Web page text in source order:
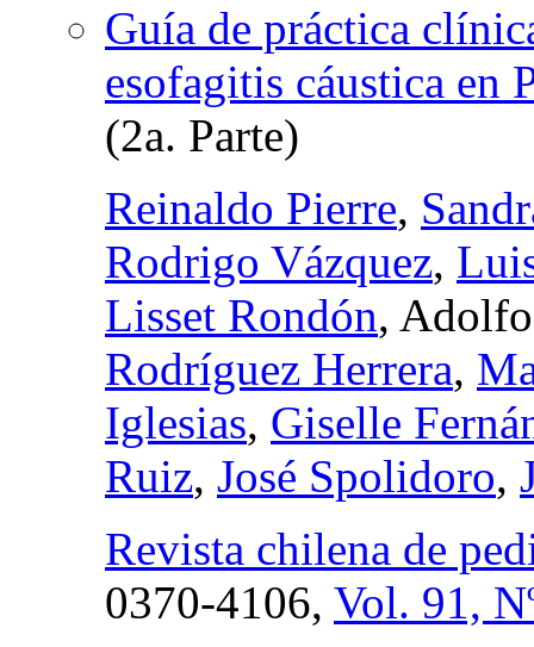
Guía de práctica
esofagitis cáustica en
(2a. Parte)
Reinaldo Pierre,
Rodrigo Vázquez,
Lisset Rondón,
Rodríguez Herrera,
Iglesias, Giselle
Ruiz, José Spolidoro,
Revista chilena de
0370-4106, Vol. 91,